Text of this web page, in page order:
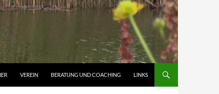
VEREIN BERATUNG UND COACHING LINKS